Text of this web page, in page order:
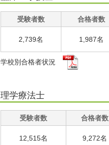
受験者数 合格者数
2,739名 1,987名
学校別合格者状況
理学療法士
受験者数 合格者数
12,515名 9,272名